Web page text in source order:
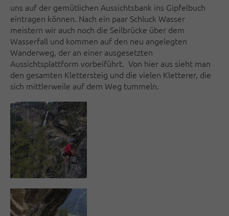
uns auf der gemütlichen Aussichtsbank ins Gipfelbuch
eintragen können. Nach ein paar Schluck Wasser
meistern wir auch noch die Seilbrücke über dem
Wasserfall und kommen auf den neu angelegten
Wanderweg, der an einer ausgesetzten
Aussichtsplattform vorbeiführt. Von hier aus sieht man
den gesamten Klettersteig und die vielen Kletterer, die
sich mittlerweile auf dem Weg tummeln.